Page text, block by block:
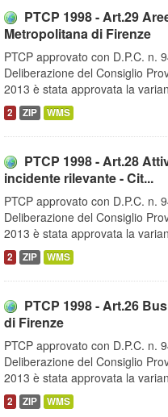
PTCP 1998 - Art.29
Metropolitana di Firenze
PTCP approvato con D.P.C. n.
Deliberazione del Consiglio
2013 è stata approvata la
2 ZIP WMS
PTCP 1998 - Art.28
incidente rilevante - Cit...
PTCP approvato con D.P.C. n.
Deliberazione del Consiglio
2013 è stata approvata la
2 ZIP WMS
PTCP 1998 - Art.26
di Firenze
PTCP approvato con D.P.C. n.
Deliberazione del Consiglio
2013 è stata approvata la
2 ZIP WMS